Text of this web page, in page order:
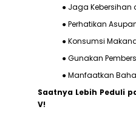
● Jaga Kebersihan
● Perhatikan
● Konsumsi
● Gunakan
● Manfaatkan
Saatnya Lebih Peduli
V!